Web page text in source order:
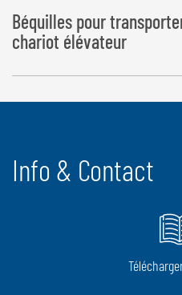
Toutes les opérations sont
automatique
Béquilles pour
chariot élévateur
Info & Contact